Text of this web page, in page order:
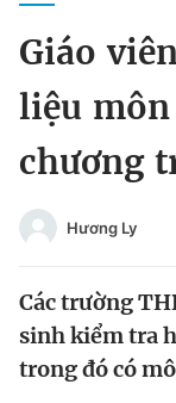
Chào ngày mới
Video
Đổi mật khẩu
Tin đã lưu
Tin đã xem
Đăng xuất
Giáo
liệu
chương
Hương Ly
Các trường
sinh kiểm tra
trong đó có